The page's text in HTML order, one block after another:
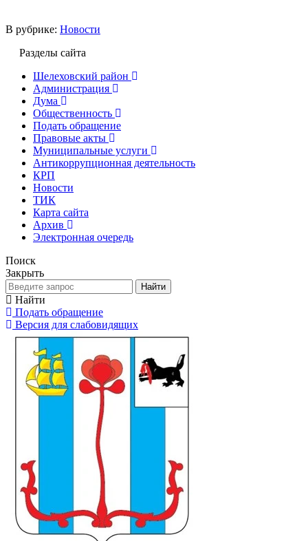
В рубрике: Новости
Разделы сайта
Шелеховский район
Администрация
Дума
Общественность
Подать обращение
Правовые акты
Муниципальные услуги
Антикоррупционная деятельность
КРП
Новости
ТИК
Карта сайта
Архив
Электронная очередь
Поиск
Закрыть
Найти
Найти
Подать обращение
Версия для слабовидящих